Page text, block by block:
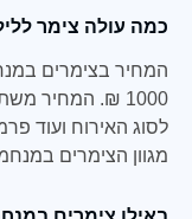
כמה עולה צימר
1000 ₪. המחיר
לסוג האירוח ועוד
מגוון הצימרים